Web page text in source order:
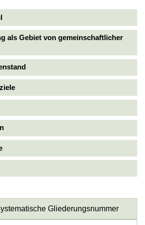
als Gebiet von gemeinschaftlicher
Gliederungsnummer